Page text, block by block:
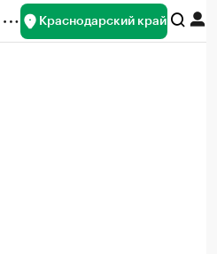
Краснодарский край